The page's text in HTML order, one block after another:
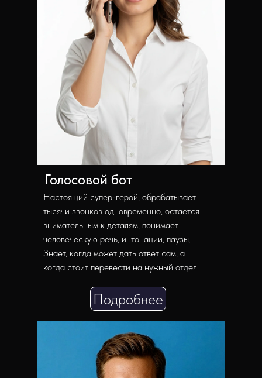
Настоящий супер-герой, обрабатывает
тысячи звонков одновременно, остается
внимательным к деталям, понимает
человеческую речь, интонации, паузы.
Знает, когда может дать ответ сам, а
когда стоит перевести на нужный отдел.
Голосовой бот
Подробнее